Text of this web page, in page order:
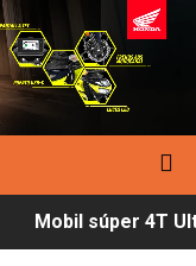
Mobil súper 4T